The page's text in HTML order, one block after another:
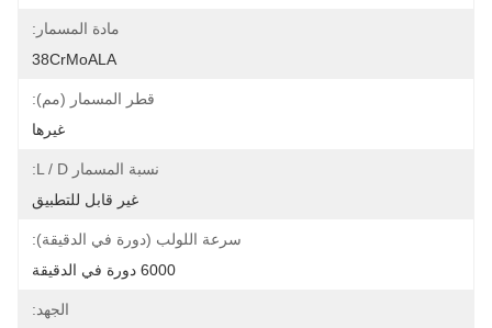
مادة المسمار:
38CrMoALA
قطر المسمار (مم):
غيرها
نسبة المسمار L / D:
غير قابل للتطبيق
سرعة اللولب (دورة في الدقيقة):
6000 دورة في الدقيقة
الجهد: